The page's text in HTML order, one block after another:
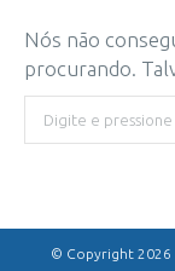
Nós não
procurando.
Buscar
© Copyright 2026